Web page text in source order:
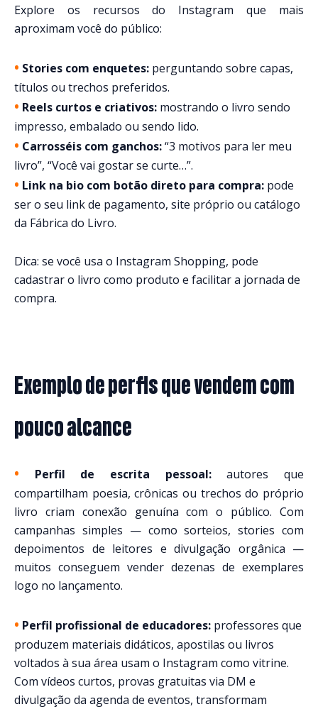
Explore os recursos do Instagram que mais
aproximam você do público:
• Stories com enquetes: perguntando sobre capas,
títulos ou trechos preferidos.
• Reels curtos e criativos: mostrando o livro sendo
impresso, embalado ou sendo lido.
• Carrosséis com ganchos:“3 motivos para ler meu
livro”, “Você vai gostar se curte…”.
• Link na bio com botão direto para compra: pode
ser o seu link de pagamento, site próprio ou catálogo
da Fábrica do Livro.
Dica: se você usa o Instagram Shopping, pode
cadastrar o livro como produto e facilitar a jornada de
compra.
Exemplo de perfis que vendem com
pouco alcance
• Perfil de escrita pessoal:autores que
compartilham poesia, crônicas ou trechos do próprio
livro criam conexão genuína com o público. Com
campanhas simples — como sorteios, stories com
depoimentos de leitores e divulgação orgânica —
muitos conseguem vender dezenas de exemplares
logo no lançamento.
• Perfil profissional de educadores: professores que
produzem materiais didáticos, apostilas ou livros
voltados à sua área usam o Instagram como vitrine.
Com vídeos curtos, provas gratuitas via DM e
divulgação da agenda de eventos, transformam